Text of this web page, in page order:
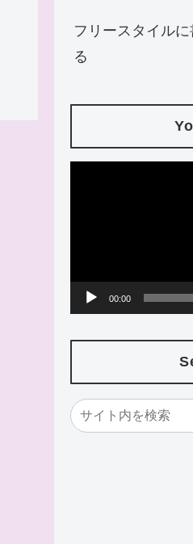
フリースタイル
る
00:00